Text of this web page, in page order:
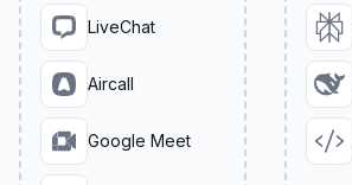
LiveChat
Aircall
Google Meet